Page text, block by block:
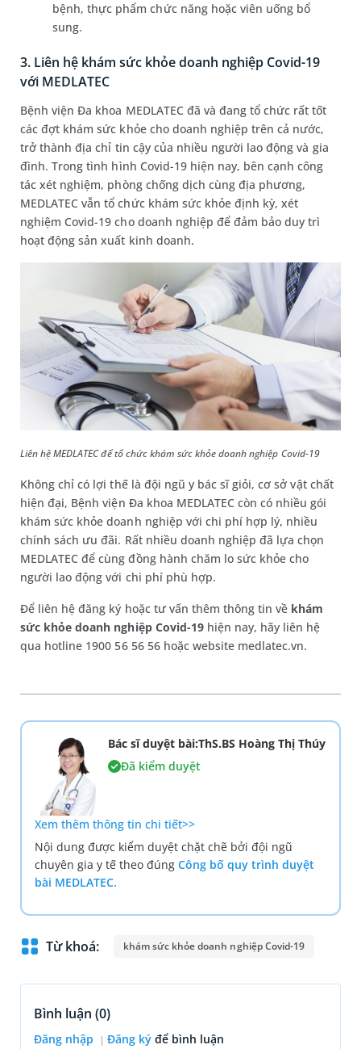
bệnh, thực phẩm chức năng hoặc viên uống bổ
sung.
3. Liên hệ khám sức khỏe doanh nghiệp Covid-19
với MEDLATEC
Bệnh viện Đa khoa MEDLATEC đã và đang tổ chức rất tốt
các đợt khám sức khỏe cho doanh nghiệp trên cả nước,
trở thành địa chỉ tin cậy của nhiều người lao động và gia
đình. Trong tình hình Covid-19 hiện nay, bên cạnh công
tác xét nghiệm, phòng chống dịch cùng địa phương,
MEDLATEC vẫn tổ chức khám sức khỏe định kỳ, xét
nghiệm Covid-19 cho doanh nghiệp để đảm bảo duy trì
hoạt động sản xuất kinh doanh.
Liên hệ MEDLATEC để tổ chức khám sức khỏe doanh nghiệp Covid-19
Không chỉ có lợi thế là đội ngũ y bác sĩ giỏi, cơ sở vật chất
hiện đại, Bệnh viện Đa khoa MEDLATEC còn có nhiều gói
khám sức khỏe doanh nghiệp với chi phí hợp lý, nhiều
chính sách ưu đãi. Rất nhiều doanh nghiệp đã lựa chọn
MEDLATEC để cùng đồng hành chăm lo sức khỏe cho
người lao động với chi phí phù hợp.
Để liên hệ đăng ký hoặc tư vấn thêm thông tin về khám
sức khỏe doanh nghiệp Covid-19hiện nay, hãy liên hệ
qua hotline 1900 56 56 56 hoặc website medlatec.vn.
Bác sĩ duyệt bài:ThS.BS Hoàng Thị Thúy
Đã kiểm duyệt
Xem thêm thông tin chi tiết>>
Nội dung được kiểm duyệt chặt chẽ bởi đội ngũ
chuyên gia y tế theo đúng Công bố quy trình duyệt
bài MEDLATEC.
Từ khoá: khám sức khỏe doanh nghiệp Covid-19
Bình luận (0)
Đăng nhập Đăng ký để bình luận